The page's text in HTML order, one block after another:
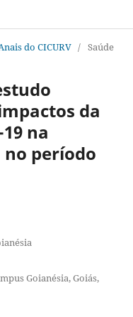
do CICURV / Saúde
da
na
período
Goianésia, Goiás,